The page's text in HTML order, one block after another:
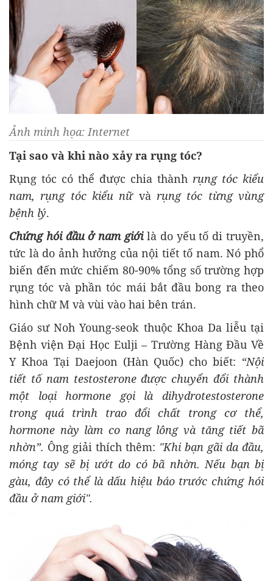
Ảnh minh họa: Internet
Tại sao và khi nào xảy ra rụng tóc?
Rụng tóc có thể được chia thành rụng tóc kiểu
nam, rụng tóc kiểu nữvà rụng tóc từng vùng
bệnh lý.
Chứng hói đầu ở nam giớilà do yếu tố di truyền,
tức là do ảnh hưởng của nội tiết tố nam. Nó phổ
biến đến mức chiếm 80-90% tổng số trường hợp
rụng tóc và phần tóc mái bắt đầu bong ra theo
hình chữ M và vùi vào hai bên trán.
Giáo sư Noh Young-seok thuộc Khoa Da liễu tại
Bệnh viện Đại Học Eulji – Trường Hàng Đầu Về
Y Khoa Tại Daejoon (Hàn Quốc) cho biết: “Nội
tiết tố nam testosterone được chuyển đổi thành
một loại hormone gọi là dihydrotestosterone
trong quá trình trao đổi chất trong cơ thể,
hormone này làm co nang lông và tăng tiết bã
nhờn”. Ông giải thích thêm: "Khi bạn gãi da đầu,
móng tay sẽ bị ướt do có bã nhờn. Nếu bạn bị
gàu, đây có thể là dấu hiệu báo trước chứng hói
đầu ở nam giới".